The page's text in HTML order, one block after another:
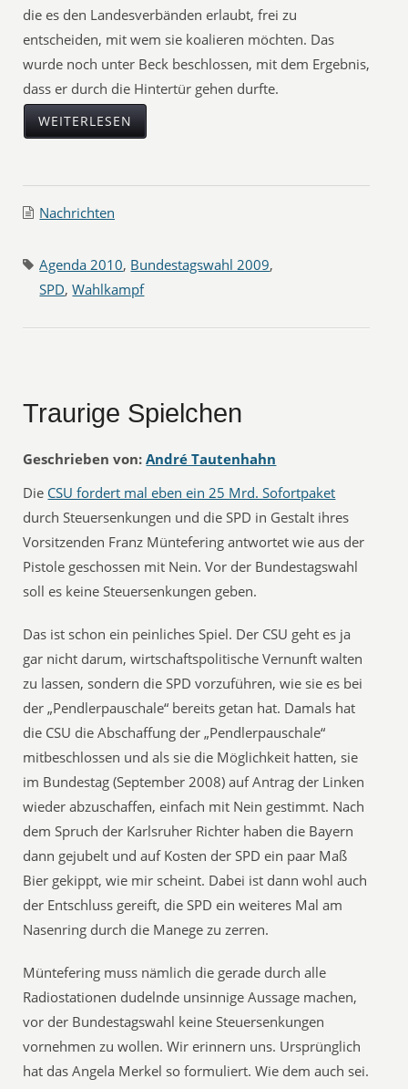
die es den Landesverbänden erlaubt, frei zu
entscheiden, mit wem sie koalieren möchten. Das
wurde noch unter Beck beschlossen, mit dem Ergebnis,
dass er durch die Hintertür gehen durfte.
WEITERLESEN
Nachrichten
Agenda 2010, Bundestagswahl 2009,
SPD,Wahlkampf
Traurige Spielchen
Geschrieben von: André Tautenhahn
Die CSU fordert mal eben ein 25 Mrd. Sofortpaket
durch Steuersenkungen und die SPD in Gestalt ihres
Vorsitzenden Franz Müntefering antwortet wie aus der
Pistole geschossen mit Nein. Vor der Bundestagswahl
soll es keine Steuersenkungen geben.
Das ist schon ein peinliches Spiel. Der CSU geht es ja
gar nicht darum, wirtschaftspolitische Vernunft walten
zu lassen, sondern die SPD vorzuführen, wie sie es bei
der „Pendlerpauschale“ bereits getan hat. Damals hat
die CSU die Abschaffung der „Pendlerpauschale“
mitbeschlossen und als sie die Möglichkeit hatten, sie
im Bundestag (September 2008) auf Antrag der Linken
wieder abzuschaffen, einfach mit Nein gestimmt. Nach
dem Spruch der Karlsruher Richter haben die Bayern
dann gejubelt und auf Kosten der SPD ein paar Maß
Bier gekippt, wie mir scheint. Dabei ist dann wohl auch
der Entschluss gereift, die SPD ein weiteres Mal am
Nasenring durch die Manege zu zerren.
Müntefering muss nämlich die gerade durch alle
Radiostationen dudelnde unsinnige Aussage machen,
vor der Bundestagswahl keine Steuersenkungen
vornehmen zu wollen. Wir erinnern uns. Ursprünglich
hat das Angela Merkel so formuliert. Wie dem auch sei.